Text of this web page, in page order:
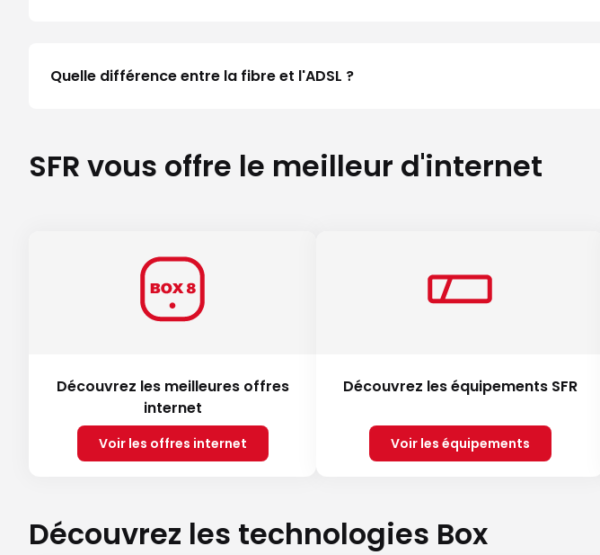
Quelle différence entre la fibre et l'ADSL ?
SFR vous offre le meilleur d'internet
Découvrez les meilleures offres
internet
Voir les offres internet
Découvrez les équipements SFR
Voir les équipements
Découvrez les technologies Box